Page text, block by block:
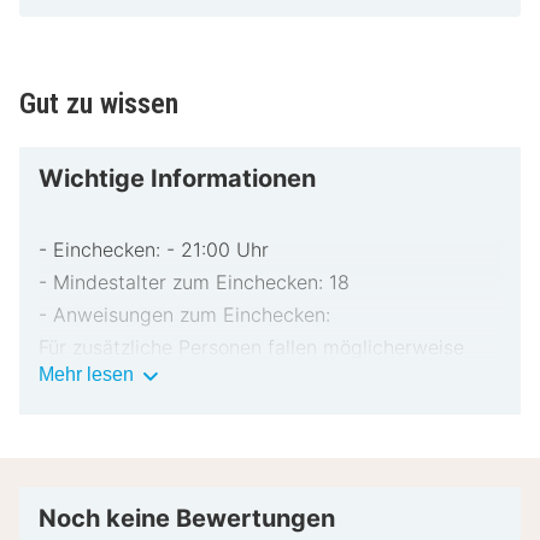
Gut zu wissen
Wichtige Informationen
- Einchecken: - 21:00 Uhr
- Mindestalter zum Einchecken: 18
- Anweisungen zum Einchecken:
Für zusätzliche Personen fallen möglicherweise
Gebühren an, die abhängig von den Bestimmungen
bar für unvorhergesehene Aufwendungen verlangt.
Mehr lesen Wichtige
Noch keine Bewertungen